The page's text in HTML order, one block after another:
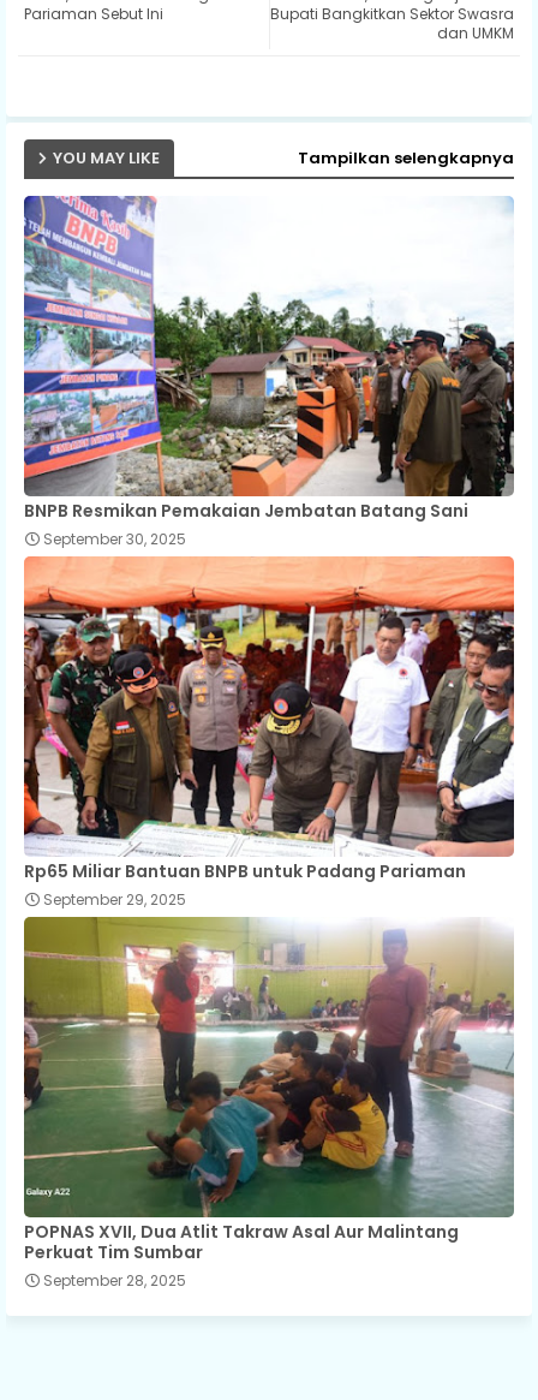
Bupati Bangkitkan Sektor Swasra
dan UMKM
Pariaman Sebut Ini
YOU MAY LIKE Tampilkan selengkapnya
BNPB Resmikan Pemakaian Jembatan Batang Sani
September 30, 2025
Rp65 Miliar Bantuan BNPB untuk Padang Pariaman
September 29, 2025
POPNAS XVII, Dua Atlit Takraw Asal Aur Malintang
Perkuat Tim Sumbar
September 28, 2025